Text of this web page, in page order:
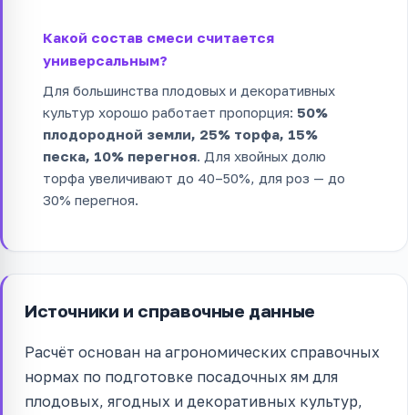
Какой состав смеси считается
универсальным?
Для большинства плодовых и декоративных
культур хорошо работает пропорция: 50%
плодородной земли, 25% торфа, 15%
песка, 10% перегноя. Для хвойных долю
торфа увеличивают до 40–50%, для роз — до
30% перегноя.
Источники и справочные данные
Расчёт основан на агрономических справочных
нормах по подготовке посадочных ям для
плодовых, ягодных и декоративных культур,